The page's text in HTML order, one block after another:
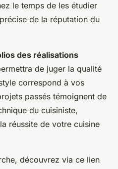
le temps de les étudier
de la réputation du
des réalisations
de juger la qualité
correspond à vos
passés témoignent de
du cuisiniste,
réussite de votre cuisine
découvrez via ce lien